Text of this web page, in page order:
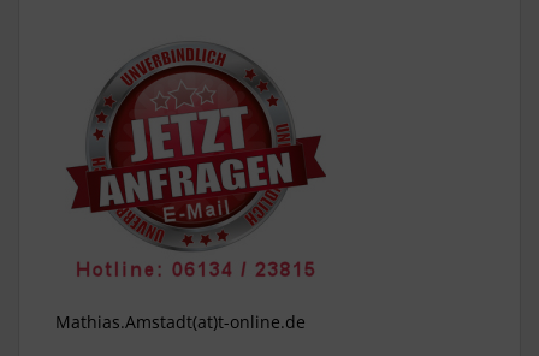
Mathias.Amstadt(at)t-online.de